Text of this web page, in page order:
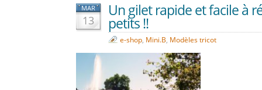
MAR
13
Un gilet rapide et facile à
petits !!
e-shop, Mini.B, Modèles tricot